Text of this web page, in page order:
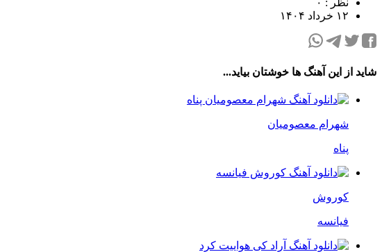
۱۲ خرداد ۱۴۰۴
شاید از این آهنگ ها خوشتان بیاید...
شهرام معصومیان
پناه
کوروش
فیانسه